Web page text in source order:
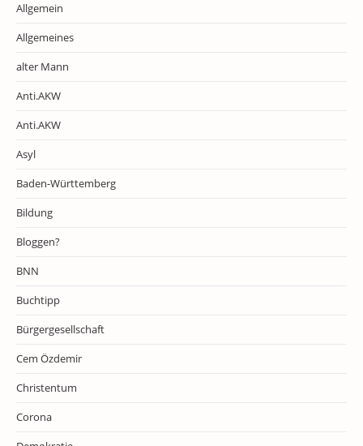
Allgemein
Allgemeines
alter Mann
Anti.AKW
Anti.AKW
Asyl
Baden-Württemberg
Bildung
Bloggen?
BNN
Buchtipp
Bürgergesellschaft
Cem Özdemir
Christentum
Corona